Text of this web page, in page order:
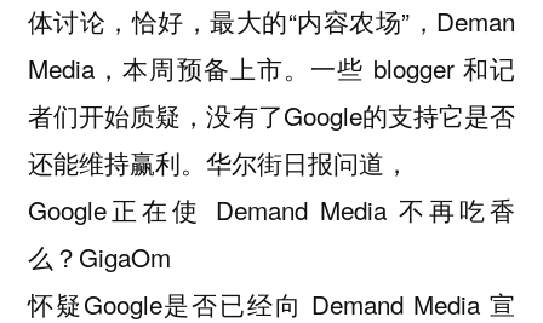
体讨论，恰好，最大的“内容农场”，Deman
Media，本周预备上市。一些 blogger 和记
者们开始质疑，没有了Google的支持它是否
还能维持赢利。华尔街日报问道，
Google正在使 Demand Media 不再吃香
么？GigaOm
怀疑Google是否已经向 Demand Media 宣